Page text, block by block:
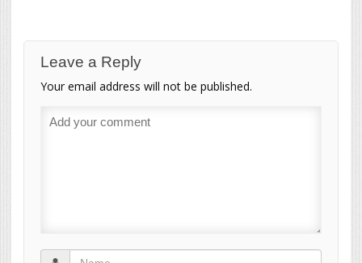
Leave a Reply
Your email address will not be published.